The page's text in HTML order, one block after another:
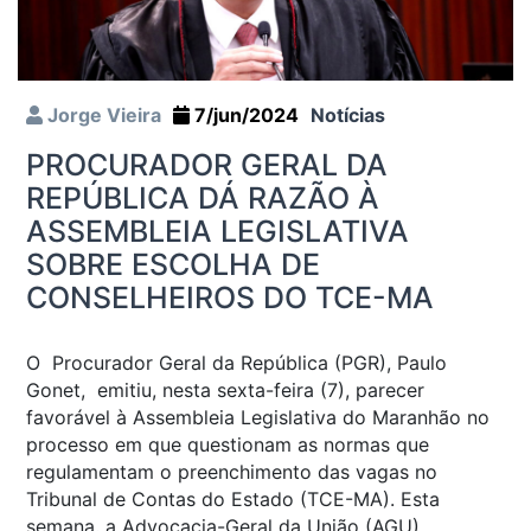
Jorge Vieira 7/jun/2024 Notícias
PROCURADOR GERAL DA
REPÚBLICA DÁ RAZÃO À
ASSEMBLEIA LEGISLATIVA
SOBRE ESCOLHA DE
CONSELHEIROS DO TCE-MA
O Procurador Geral da República (PGR), Paulo
Gonet, emitiu, nesta sexta-feira (7), parecer
favorável à Assembleia Legislativa do Maranhão no
processo em que questionam as normas que
regulamentam o preenchimento das vagas no
Tribunal de Contas do Estado (TCE-MA). Esta
semana, a Advocacia-Geral da União (AGU)